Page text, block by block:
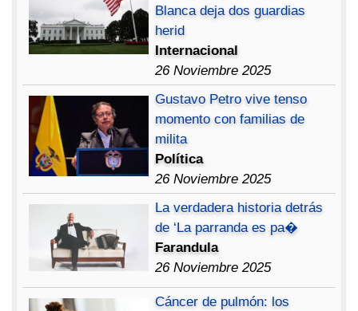
Blanca deja dos guardias
herid
Internacional
26 Noviembre 2025
Gustavo Petro vive tenso
momento con familias de
milita
Política
26 Noviembre 2025
La verdadera historia detrás
de ‘La parranda es pa�
Farandula
26 Noviembre 2025
Cáncer de pulmón: los